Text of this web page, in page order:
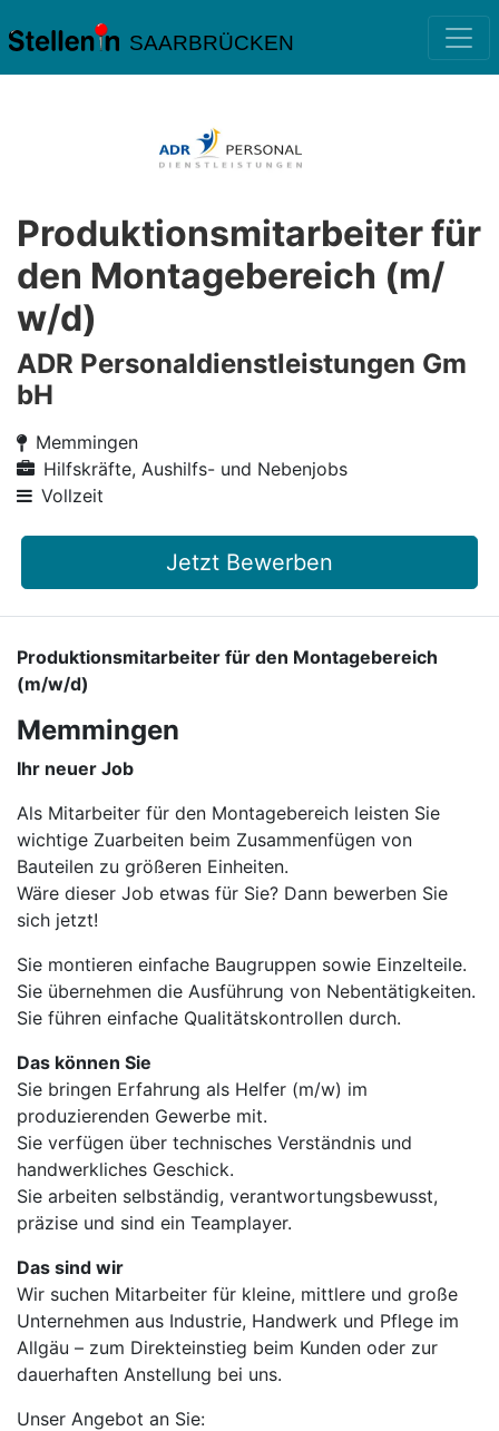
SAARBRÜCKEN
Produktionsmitarbeiter für
den Montagebereich (m/
w/d)
ADR Personaldienstleistungen Gm
bH
Memmingen
Hilfskräfte, Aushilfs- und Nebenjobs
Vollzeit
Jetzt Bewerben
Produktionsmitarbeiter für den Montagebereich
(m/w/d)
Memmingen
Ihr neuer Job
Als Mitarbeiter für den Montagebereich leisten Sie
wichtige Zuarbeiten beim Zusammenfügen von
Bauteilen zu größeren Einheiten.
Wäre dieser Job etwas für Sie? Dann bewerben Sie
sich jetzt!
Sie montieren einfache Baugruppen sowie Einzelteile.
Sie übernehmen die Ausführung von Nebentätigkeiten.
Sie führen einfache Qualitätskontrollen durch.
Das können Sie
Sie bringen Erfahrung als Helfer (m/w) im
produzierenden Gewerbe mit.
Sie verfügen über technisches Verständnis und
handwerkliches Geschick.
Sie arbeiten selbständig, verantwortungsbewusst,
präzise und sind ein Teamplayer.
Das sind wir
Wir suchen Mitarbeiter für kleine, mittlere und große
Unternehmen aus Industrie, Handwerk und Pflege im
Allgäu – zum Direkteinstieg beim Kunden oder zur
dauerhaften Anstellung bei uns.
Unser Angebot an Sie: